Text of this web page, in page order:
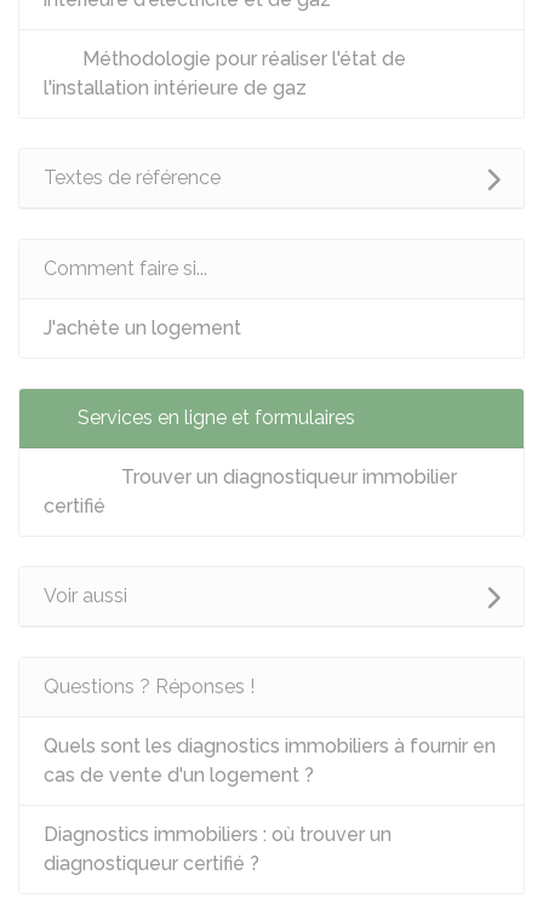
Méthodologie pour réaliser l'état de
l'installation intérieure de gaz
Textes de référence
Comment faire si...
J'achète un logement
Services en ligne et formulaires
Trouver un diagnostiqueur immobilier
certifié
Voir aussi
Questions ? Réponses !
Quels sont les diagnostics immobiliers à fournir en
cas de vente d'un logement ?
Diagnostics immobiliers : où trouver un
diagnostiqueur certifié ?